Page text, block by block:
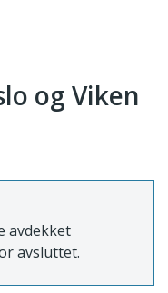
og Viken
avdekket
avsluttet.